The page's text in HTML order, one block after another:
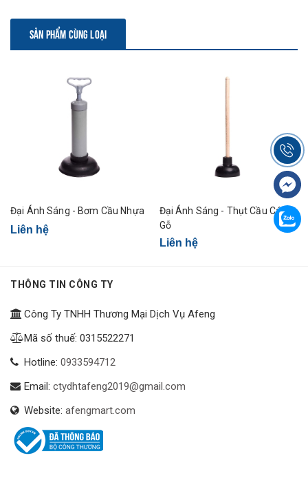
SẢN PHẨM CÙNG LOẠI
Đại Ánh Sáng - Bơm Cầu Nhựa
Liên hệ
Đại Ánh Sáng - Thụt Cầu Cán
Gỗ
Liên hệ
THÔNG TIN CÔNG TY
Công Ty TNHH Thương Mại Dịch Vụ Afeng
Mã số thuế: 0315522271
Hotline: 0933594712
Email: ctydhtafeng2019@gmail.com
Website: afengmart.com